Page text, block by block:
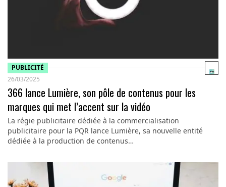
PUBLICITÉ
26/03/2025
366 lance Lumière, son pôle de contenus pour les
marques qui met l’accent sur la vidéo
La régie publicitaire dédiée à la commercialisation
publicitaire pour la PQR lance Lumière, sa nouvelle entité
dédiée à la production de contenus…